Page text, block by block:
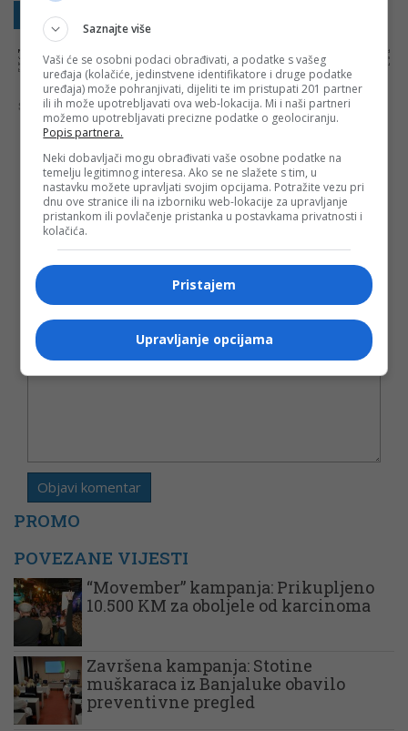
Sakrij sve komentare
NAPOMENA:
Komentari odražavaju stavove njihovih autora, a ne nužno i stavove internet portala Banjaluka.com. Molimo korisnike da se suzdrže od
vrijeđanja, psovanja i vulgarnog izražavanja. Portal Banjaluka.com zadržava pravo da obriše komentar bez najave i objašnjenja. Zbog velikog broja
komentara Banjaluka.com nije dužan obrisati sve komentare koji krše pravila. Kao čitalac takođe prihvatate mogućnost da među komentarima mogu
biti pronađeni sadržaji koji mogu biti u suprotnosti sa vašim vjerskim, moralnim i drugim načelima i uvjerenjima.
Šta mislite o ovoj temi?
Vaša e-mail adresa neće biti objavljena. Sva polja su
obavezna!
Ime*
Email
Komentar
PROMO
POVEZANE VIJESTI
“Movember” kampanja: Prikupljeno
10.500 KM za oboljele od karcinoma
Završena kampanja: Stotine
muškaraca iz Banjaluke obavilo
preventivne pregled
Saznajte više
Vaši će se osobni podaci obrađivati, a podatke s vašeg
uređaja (kolačiće, jedinstvene identifikatore i druge podatke
uređaja) može pohranjivati, dijeliti te im pristupati 201 partner
ili ih može upotrebljavati ova web-lokacija. Mi i naši partneri
možemo upotrebljavati precizne podatke o geolociranju.
Popis partnera.
Neki dobavljači mogu obrađivati vaše osobne podatke na
temelju legitimnog interesa. Ako se ne slažete s tim, u
nastavku možete upravljati svojim opcijama. Potražite vezu pri
dnu ove stranice ili na izborniku web-lokacije za upravljanje
pristankom ili povlačenje pristanka u postavkama privatnosti i
kolačića.
Pristajem
Upravljanje opcijama